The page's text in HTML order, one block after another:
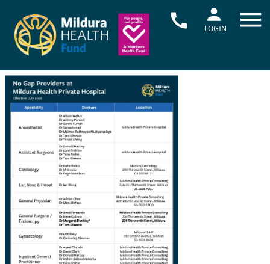
LOGIN